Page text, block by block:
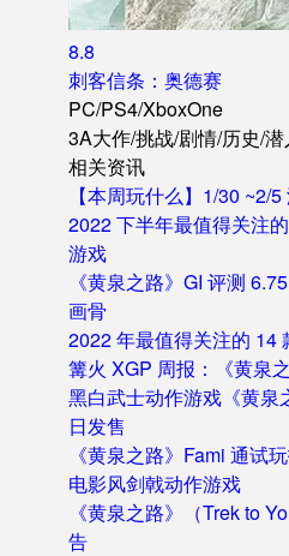
8.8
刺客信条：奥德赛
PC/PS4/XboxOne
3A大作/挑战/剧情/历史/潜
相关资讯
【本周玩什么】1/30 ~2/
2022 下半年最值得关注
游戏
《黄泉之路》GI 评测
画骨
2022 年最值得关注的 14
篝火 XGP 周报：《黄泉
黑白武士动作游戏《黄泉
日发售
《黄泉之路》Fami 通试
电影风剑戟动作游戏
《黄泉之路》（Trek to
告